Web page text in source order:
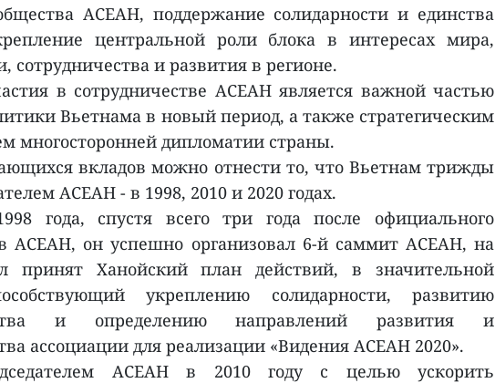
АСЕАН, поддержание солидарности и единства
центральной роли блока в интересах мира,
сотрудничества и развития в регионе.
в сотрудничестве АСЕАН является важной частью
Вьетнама в новый период, а также стратегическим
многосторонней дипломатии страны.
вкладов можно отнести то, что Вьетнам трижды
АСЕАН - в 1998, 2010 и 2020 годах.
года, спустя всего три года после официального
АСЕАН, он успешно организовал 6-й саммит АСЕАН, на
принят Ханойский план действий, в значительной
укреплению солидарности, развитию
и определению направлений развития и
ассоциации для реализации «Видения АСЕАН 2020».
АСЕАН в 2010 году с целью ускорить